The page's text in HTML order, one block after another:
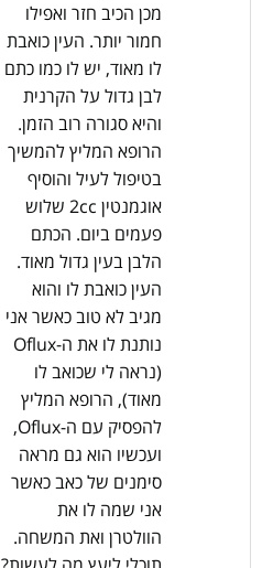
מכן הכיב חזר ואפילו
חמור יותר. העין כואבת
לו מאוד, יש לו כמו כתם
לבן גדול על הקרנית
והיא סגורה רוב הזמן.
הרופא המליץ להמשיך
בטיפול לעיל והוסיף
אוגמנטין 2cc שלוש
פעמים ביום. הכתם
הלבן בעין גדול מאוד.
העין כואבת לו והוא
מגיב לא טוב כאשר אני
נותנת לו את ה-Oflux
(נראה לי שכואב לו
מאוד), הרופא המליץ
להפסיק עם ה-Oflux,
ועכשיו הוא גם מראה
סימנים של כאב כאשר
אני שמה לו את
הוולטרן ואת המשחה.